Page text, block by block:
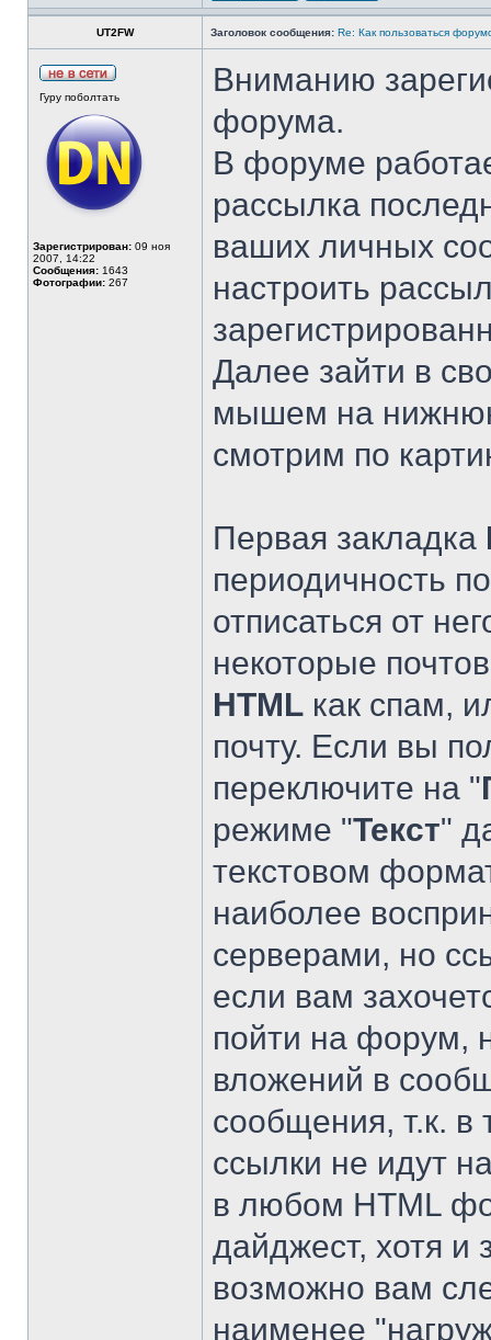
UT2FW Заголовок сообщения: Re: Как пользоваться
Гуру поболтать
Зарегистрирован: 09 ноя
2007, 14:22
Сообщения: 1643
Фотографии: 267
Вниманию
форума.
В форуме
рассылка
ваших личных
настроить
Далее зайти в
мышем на
смотрим по
Первая закладка
периодичность
отписаться от
некоторые
HTML как спам,
почту. Если вы
переключите на "
режиме "Текст"
текстовом
наиболее
серверами, но
если вам
пойти на форум,
вложений в
сообщения, т.к.
ссылки не идут
в любом HTML
дайджест, хотя и
возможно вам
наименее